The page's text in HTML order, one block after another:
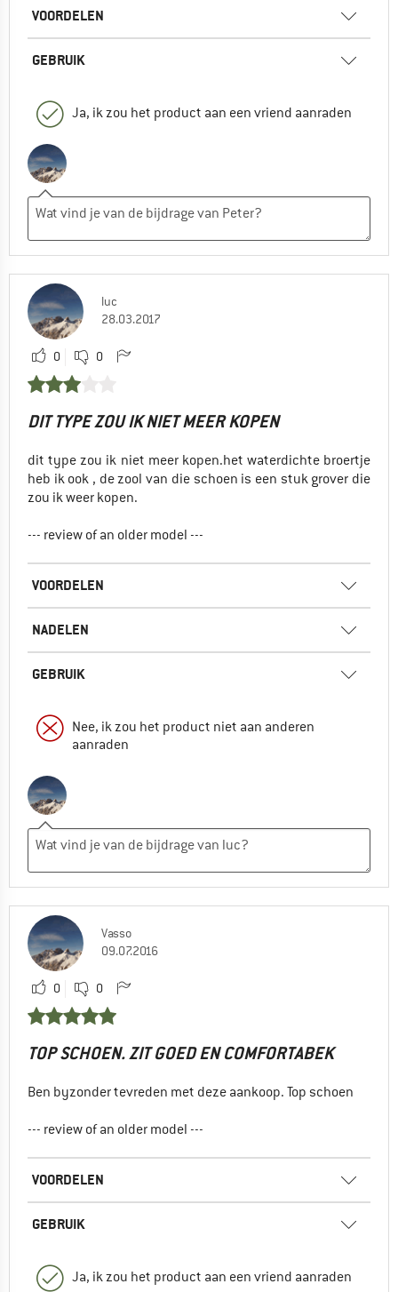
VOORDELEN
GEBRUIK
Ja, ik zou het product aan een vriend aanraden
luc
28.03.2017
0 0
DIT TYPE ZOU IK NIET MEER KOPEN
dit type zou ik niet meer kopen.het waterdichte broertje
heb ik ook , de zool van die schoen is een stuk grover die
zou ik weer kopen.
--- review of an older model ---
VOORDELEN
NADELEN
GEBRUIK
Nee, ik zou het product niet aan anderen
aanraden
Vasso
09.07.2016
0 0
TOP SCHOEN. ZIT GOED EN COMFORTABEK
Ben byzonder tevreden met deze aankoop. Top schoen
--- review of an older model ---
VOORDELEN
GEBRUIK
Ja, ik zou het product aan een vriend aanraden